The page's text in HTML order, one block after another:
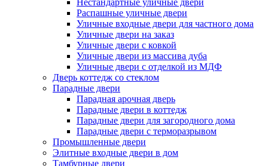
Нестандартные уличные двери
Распашные уличные двери
Уличные входные двери для частного дома
Уличные двери на заказ
Уличные двери с ковкой
Уличные двери из массива дуба
Уличные двери с отделкой из МДФ
Дверь коттедж со стеклом
Парадные двери
Парадная арочная дверь
Парадные двери в коттедж
Парадные двери для загородного дома
Парадные двери с терморазрывом
Промышленные двери
Элитные входные двери в дом
Тамбурные двери